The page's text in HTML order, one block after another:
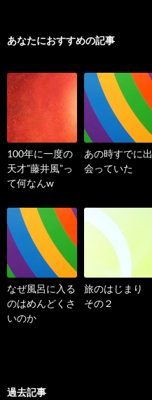
あなたにおすすめの記事
100年に一度の
天才”藤井風”っ
て何なんw
あの時すでに出
会っていた
なぜ風呂に入る
のはめんどくさ
いのか
旅のはじまり
その２
過去記事